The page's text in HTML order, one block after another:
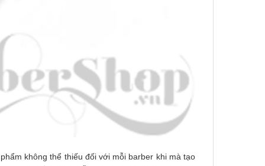
không thể thiếu đối với mỗi barber khi mà tạo